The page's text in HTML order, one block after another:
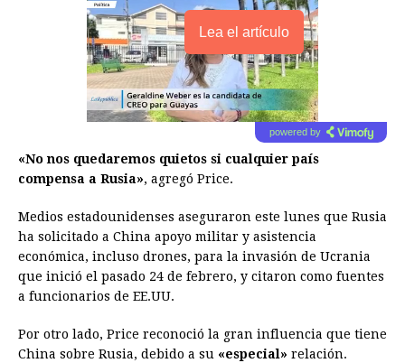
Lea el artículo
powered by
«No nos quedaremos quietos si cualquier país
compensa a Rusia», agregó Price.
Medios estadounidenses aseguraron este lunes que Rusia
ha solicitado a China apoyo militar y asistencia
económica, incluso drones, para la invasión de Ucrania
que inició el pasado 24 de febrero, y citaron como fuentes
a funcionarios de EE.UU.
Por otro lado, Price reconoció la gran influencia que tiene
China sobre Rusia, debido a su «especial» relación.